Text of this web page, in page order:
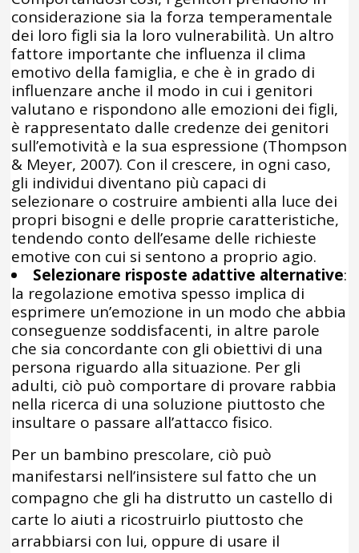
considerazione sia la forza temperamentale
dei loro figli sia la loro vulnerabilità. Un altro
fattore importante che influenza il clima
emotivo della famiglia, e che è in grado di
influenzare anche il modo in cui i genitori
valutano e rispondono alle emozioni dei figli,
è rappresentato dalle credenze dei genitori
sull’emotività e la sua espressione (Thompson
& Meyer, 2007). Con il crescere, in ogni caso,
gli individui diventano più capaci di
selezionare o costruire ambienti alla luce dei
propri bisogni e delle proprie caratteristiche,
tendendo conto dell’esame delle richieste
emotive con cui si sentono a proprio agio.
Selezionare risposte adattive alternative:
la regolazione emotiva spesso implica di
esprimere un’emozione in un modo che abbia
conseguenze soddisfacenti, in altre parole
che sia concordante con gli obiettivi di una
persona riguardo alla situazione. Per gli
adulti, ciò può comportare di provare rabbia
nella ricerca di una soluzione piuttosto che
insultare o passare all’attacco fisico.
Per un bambino prescolare, ciò può
manifestarsi nell’insistere sul fatto che un
compagno che gli ha distrutto un castello di
carte lo aiuti a ricostruirlo piuttosto che
arrabbiarsi con lui, oppure di usare il